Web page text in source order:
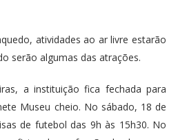
atividades ao ar livre estarão
serão algumas das atrações.
a instituição fica fechada para
Museu cheio. No sábado, 18 de
de futebol das 9h às 15h30. No